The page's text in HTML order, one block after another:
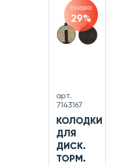
скидка
29%
арт.
7143167
КОЛОДКИ
ДЛЯ
ДИСК.
ТОРМ.